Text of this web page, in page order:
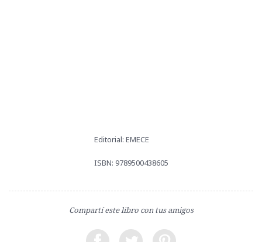
Editorial: EMECE
ISBN: 9789500438605
Compartí este libro con tus amigos